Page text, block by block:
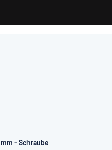
- Schraube